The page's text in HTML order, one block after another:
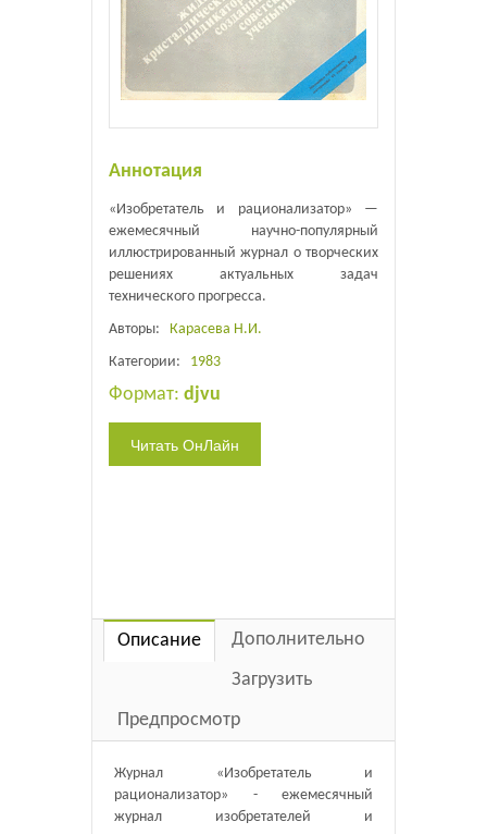
Аннотация
«Изобретатель и рационализатор» —
ежемесячный научно-популярный
иллюстрированный журнал о творческих
решениях актуальных задач
технического прогресса.
Авторы: Карасева Н.И.
Категории: 1983
Формат: djvu
Описание
Дополнительно
Загрузить
Предпросмотр
Журнал «Изобретатель и
рационализатор» - ежемесячный
журнал изобретателей и